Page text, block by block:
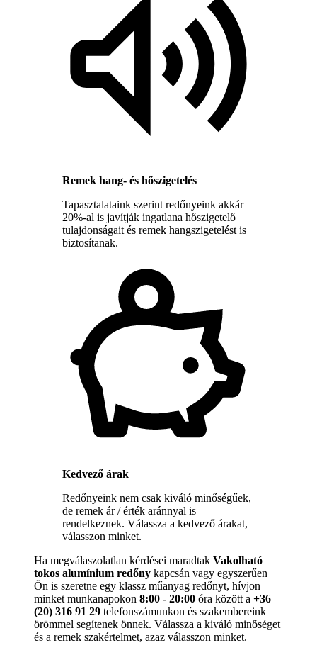
Remek hang- és hőszigetelés
Tapasztalataink szerint redőnyeink akkár
20%-al is javítják ingatlana hőszigetelő
tulajdonságait és remek hangszigetelést is
biztosítanak.
Kedvező árak
Redőnyeink nem csak kiváló minőségűek,
de remek ár / érték aránnyal is
rendelkeznek. Válassza a kedvező árakat,
válasszon minket.
Ha megválaszolatlan kérdései maradtak Vakolható
tokos alumínium redőny kapcsán vagy egyszerűen
Ön is szeretne egy klassz műanyag redőnyt, hívjon
minket munkanapokon 8:00 - 20:00 óra között a +36
(20) 316 91 29 telefonszámunkon és szakembereink
örömmel segítenek önnek. Válassza a kiváló minőséget
és a remek szakértelmet, azaz válasszon minket.